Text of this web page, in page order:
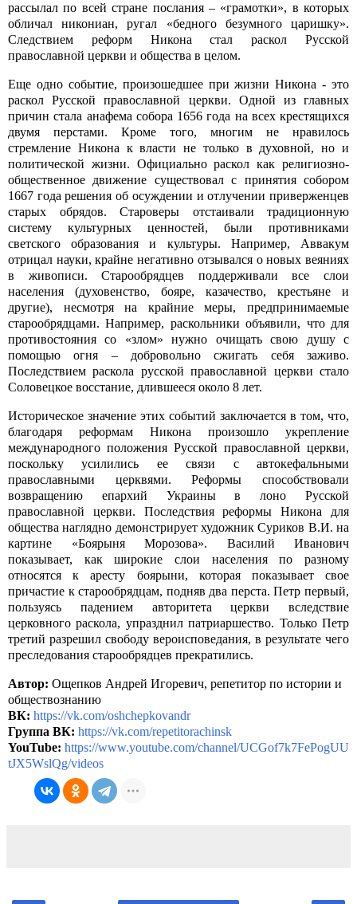
рассылал по всей стране послания – «грамотки», в которых
обличал никониан, ругал «бедного безумного царишку».
Следствием реформ Никона стал раскол Русской
православной церкви и общества в целом.
Еще одно событие, произошедшее при жизни Никона - это
раскол Русской православной церкви. Одной из главных
причин стала анафема собора 1656 года на всех крестящихся
двумя перстами. Кроме того, многим не нравилось
стремление Никона к власти не только в духовной, но и
политической жизни. Официально раскол как религиозно-
общественное движение существовал с принятия собором
1667 года решения об осуждении и отлучении приверженцев
старых обрядов. Староверы отстаивали традиционную
систему культурных ценностей, были противниками
светского образования и культуры. Например, Аввакум
отрицал науки, крайне негативно отзывался о новых веяниях
в живописи. Старообрядцев поддерживали все слои
населения (духовенство, бояре, казачество, крестьяне и
другие), несмотря на крайние меры, предпринимаемые
старообрядцами. Например, раскольники объявили, что для
противостояния со «злом» нужно очищать свою душу с
помощью огня – добровольно сжигать себя заживо.
Последствием раскола русской православной церкви стало
Соловецкое восстание, длившееся около 8 лет.
Историческое значение этих событий заключается в том, что,
благодаря реформам Никона произошло укрепление
международного положения Русской православной церкви,
поскольку усилились ее связи с автокефальными
православными церквями. Реформы способствовали
возвращению епархий Украины в лоно Русской
православной церкви. Последствия реформы Никона для
общества наглядно демонстрирует художник Суриков В.И. на
картине «Боярыня Морозова». Василий Иванович
показывает, как широкие слои населения по разному
относятся к аресту боярыни, которая показывает свое
причастие к старообрядцам, подняв два перста. Петр первый,
пользуясь падением авторитета церкви вследствие
церковного раскола, упразднил патриаршество. Только Петр
третий разрешил свободу вероисповедания, в результате чего
преследования старообрядцев прекратились.
Автор: Ощепков Андрей Игоревич, репетитор по истории и
обществознанию
ВК: https://vk.com/oshchepkovandr
Группа ВК: https://vk.com/repetitorachinsk
YouTube: https://www.youtube.com/channel/UCGof7k7FePogUU
tJX5WslQg/videos